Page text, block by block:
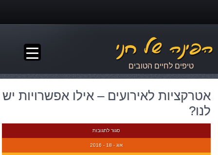
טיפים לחיים הטובים
אטרקציות לאירועים – אילו אפשרויות יש
לנו?
סגור לתגובות
אוג - 18 - 2016